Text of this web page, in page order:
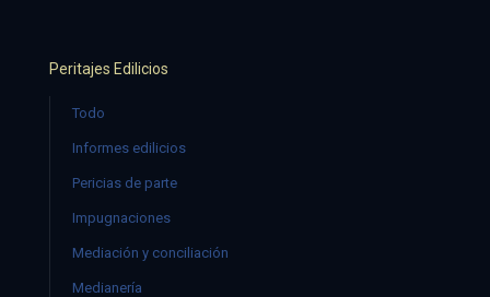
Peritajes Edilicios
Todo
Informes edilicios
Pericias de parte
Impugnaciones
Mediación y conciliación
Medianería